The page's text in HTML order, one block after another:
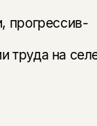
прогрессив-
труда на